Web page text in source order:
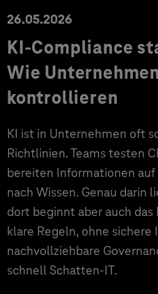
26.05.2026
KI-Compliance
Wie
kontrollieren
KI ist in Unternehmen oft
Richtlinien. Teams testen
bereiten Informationen
nach Wissen. Genau darin
dort beginnt aber auch das
klare Regeln, ohne
nachvollziehbare
schnell Schatten-IT.